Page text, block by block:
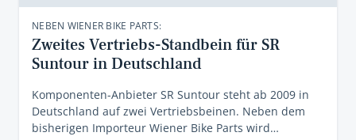
NEBEN WIENER BIKE PARTS:
Zweites Vertriebs-Standbein für SR
Suntour in Deutschland
Komponenten-Anbieter SR Suntour steht ab 2009 in
Deutschland auf zwei Vertriebsbeinen. Neben dem
bisherigen Importeur Wiener Bike Parts wird…